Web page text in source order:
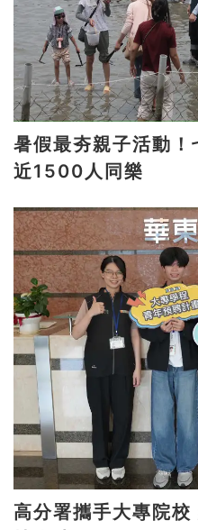
暑假最夯親子活動！
近1500人同樂
高分署攜手大專院校 縮短學用落差培育科